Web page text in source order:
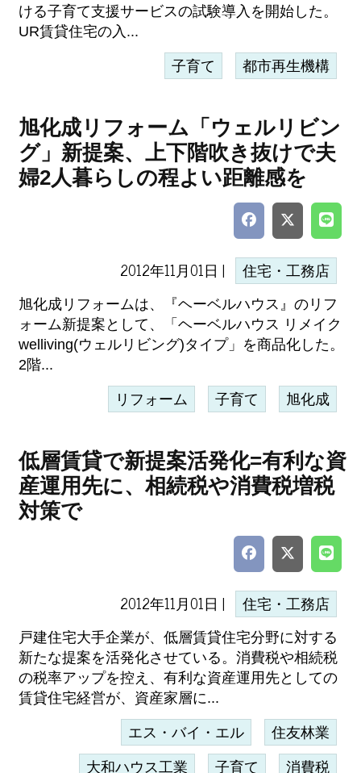
ける子育て支援サービスの試験導入を開始した。
UR賃貸住宅の入...
子育て 都市再生機構
旭化成リフォーム「ウェルリビン
グ」新提案、上下階吹き抜けで夫
婦2人暮らしの程よい距離感を
2012年11月01日 | 住宅・工務店
旭化成リフォームは、『ヘーベルハウス』のリフ
ォーム新提案として、「ヘーベルハウス リメイク
welliving(ウェルリビング)タイプ」を商品化した。
2階...
リフォーム 子育て 旭化成
低層賃貸で新提案活発化=有利な資
産運用先に、相続税や消費税増税
対策で
2012年11月01日 | 住宅・工務店
戸建住宅大手企業が、低層賃貸住宅分野に対する
新たな提案を活発化させている。消費税や相続税
の税率アップを控え、有利な資産運用先としての
賃貸住宅経営が、資産家層に...
エス・バイ・エル 住友林業
大和ハウス工業 子育て 消費税